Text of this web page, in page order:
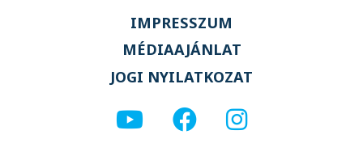
IMPRESSZUM
MÉDIAAJÁNLAT
JOGI NYILATKOZAT